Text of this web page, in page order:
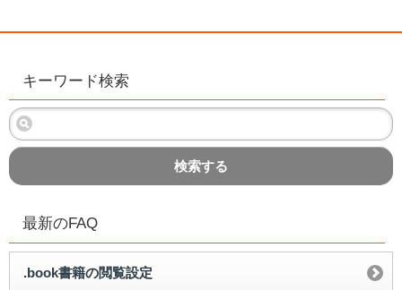
キーワード検索
検索する
最新のFAQ
.book書籍の閲覧設定